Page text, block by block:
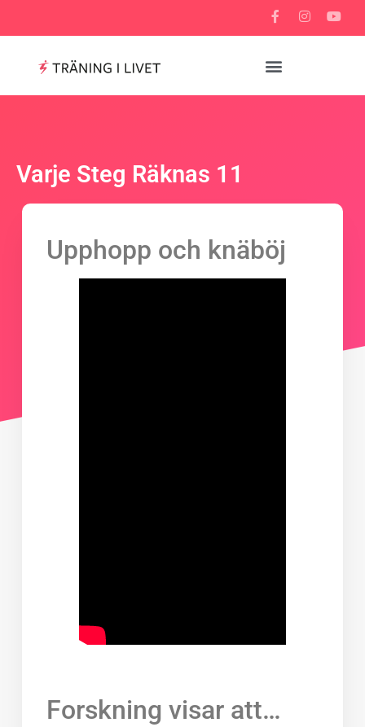
Varje Steg Räknas 11
Upphopp och knäböj
Forskning visar att…